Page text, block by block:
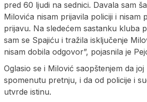
pred 60 ljudi na sednici. Davala sam
Milovića nisam prijavila policiji i nisam
prijavu. Na sledećem sastanku kluba
sam se Spajiću i tražila isključenje
nisam dobila odgovor”, pojasnila je
Oglasio se i Milović saopštenjem da joj
spomenutu pretnju, i da od policije i
utvrde istinu.